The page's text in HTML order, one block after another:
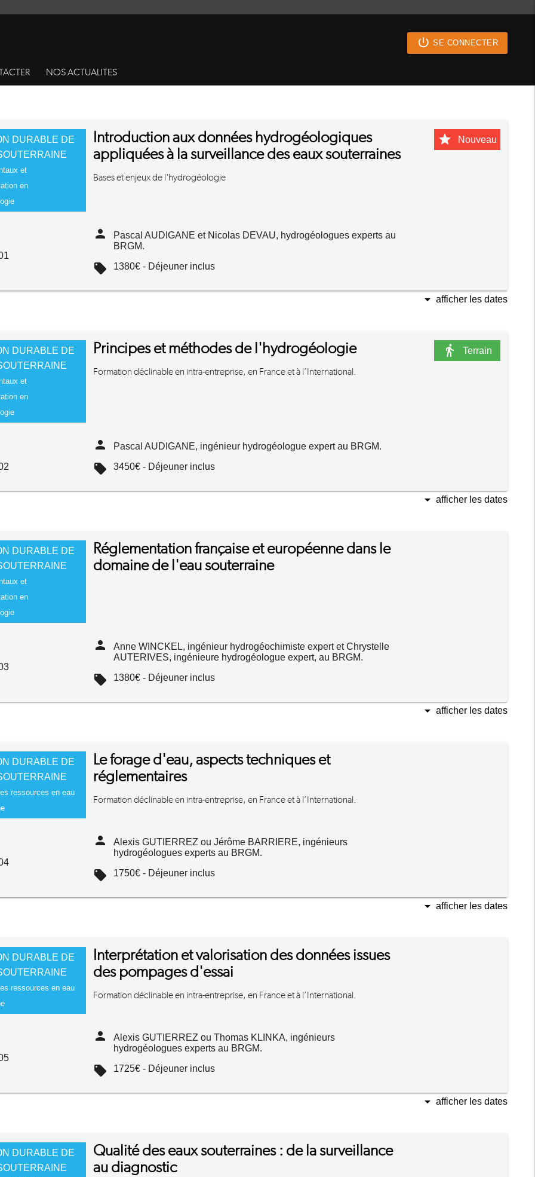
power_settings_new SE CONNECTER
NOS ACTUALITES
DURABLE DE
et
en
Introduction aux données hydrogéologiques
appliquées à la surveillance des eaux souterraines
Bases et enjeux de l'hydrogéologie
star Nouveau
person
Pascal AUDIGANE et Nicolas DEVAU, hydrogéologues experts au
BRGM.
local_offer 1380€ - Déjeuner inclus
arrow_drop_down afficher les dates
DURABLE DE
et
en
Principes et méthodes de l'hydrogéologie
Formation déclinable en intra-entreprise, en France et à l’International.
directions_walk Terrain
person Pascal AUDIGANE, ingénieur hydrogéologue expert au BRGM.
local_offer 3450€ - Déjeuner inclus
arrow_drop_down afficher les dates
DURABLE DE
et
en
Réglementation française et européenne dans le
domaine de l'eau souterraine
person
Anne WINCKEL, ingénieur hydrogéochimiste expert et Chrystelle
AUTERIVES, ingénieure hydrogéologue expert, au BRGM.
local_offer 1380€ - Déjeuner inclus
arrow_drop_down afficher les dates
DURABLE DE
ressources en eau
Le forage d'eau, aspects techniques et
réglementaires
Formation déclinable en intra-entreprise, en France et à l’International.
person
Alexis GUTIERREZ ou Jérôme BARRIERE, ingénieurs
hydrogéologues experts au BRGM.
local_offer 1750€ - Déjeuner inclus
arrow_drop_down afficher les dates
DURABLE DE
ressources en eau
Interprétation et valorisation des données issues
des pompages d'essai
Formation déclinable en intra-entreprise, en France et à l’International.
person
Alexis GUTIERREZ ou Thomas KLINKA, ingénieurs
hydrogéologues experts au BRGM.
local_offer 1725€ - Déjeuner inclus
arrow_drop_down afficher les dates
DURABLE DE
Qualité des eaux souterraines : de la surveillance
au diagnostic